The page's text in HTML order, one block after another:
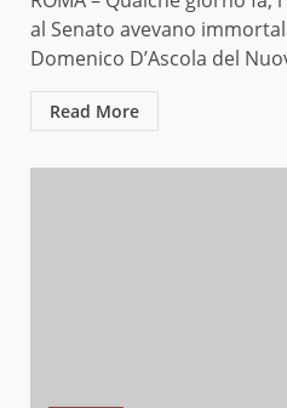
al Senato avevano
Domenico D’Ascola del
Read More